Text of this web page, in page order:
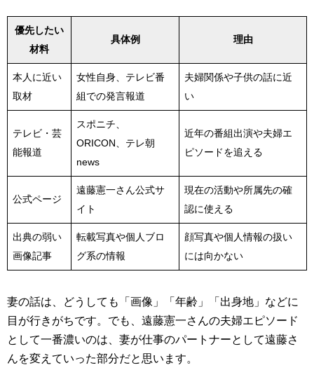
優先したい
材料
具体例 理由
本人に近い
取材
女性自身、テレビ番
組での発言報道
夫婦関係や子供の話に近
い
テレビ・芸
能報道
スポニチ、
ORICON、テレ朝
news
近年の番組出演や夫婦エ
ピソードを追える
公式ページ
遠藤憲一さん公式サ
イト
現在の活動や所属先の確
認に使える
出典の弱い
画像記事
転載写真や個人ブロ
グ系の情報
顔写真や個人情報の扱い
には向かない
妻の話は、どうしても「画像」「年齢」「出身地」などに
目が行きがちです。でも、遠藤憲一さんの夫婦エピソード
として一番濃いのは、妻が仕事のパートナーとして遠藤さ
んを変えていった部分だと思います。